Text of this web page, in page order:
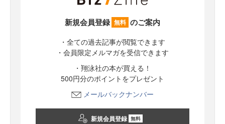
新規会員登録 無料 のご案内
・全ての過去記事が閲覧できます
・会員限定メルマガを受信できます
・翔泳社の本が買える！
500円分のポイントをプレゼント
メールバックナンバー
新規会員登録 無料